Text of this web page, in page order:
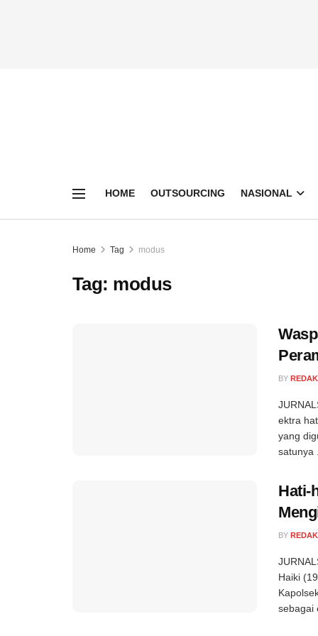
HOME OUTSOURCING NASIONAL
Home Tag modus
Tag: modus
BY
ektra
yang
satunya
Hati-
BY
Haiki
sebagai